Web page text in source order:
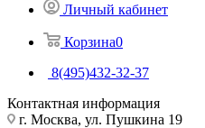
Личный кабинет
Корзина0
8(495)432-32-37
Контактная информация
г. Москва, ул. Пушкина 19